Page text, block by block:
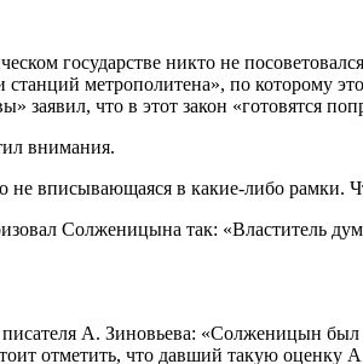
государстве никто не
метрополитена», по которому
что в этот закон «готовятся
внимания.
вписывающаяся в какие-либо рамки.
Солженицына так: «Властитель
А. Зиновьева: «Солженицын
отметить, что давший такую оценку